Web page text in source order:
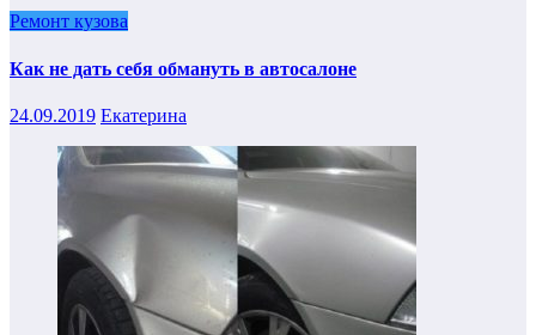
Ремонт кузова
Как не дать себя обмануть в автосалоне
24.09.2019 Екатерина